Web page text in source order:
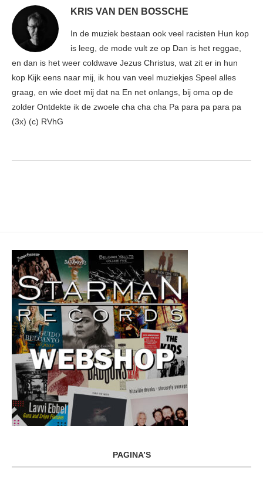
KRIS VAN DEN BOSSCHE
In de muziek bestaan ook veel racisten Hun kop
is leeg, de mode vult ze op Dan is het reggae,
en dan is het weer coldwave Jezus Christus, wat zit er in hun
kop Kijk eens naar mij, ik hou van veel muziekjes Speel alles
graag, en wie doet mij dat na En net onlangs, bij oma op de
zolder Ontdekte ik de zwoele cha cha cha Pa para pa para pa
(3x) (c) RVhG
PAGINA’S